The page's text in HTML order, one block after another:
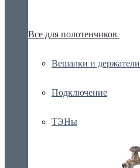
Все для полотенчиков
Вешалки и держатели
Подключение
ТЭНы